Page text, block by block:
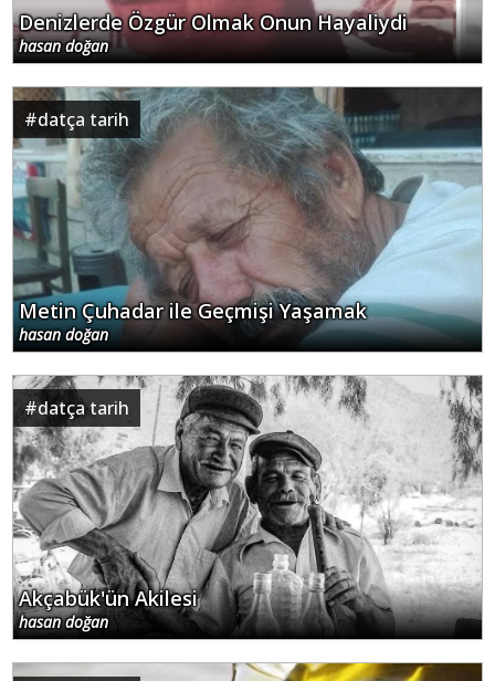
Denizlerde Özgür Olmak Onun Hayaliydi
hasan doğan
#datça tarih
Metin Çuhadar ile Geçmişi Yaşamak
hasan doğan
#datça tarih
Akçabük'ün Akilesi
hasan doğan